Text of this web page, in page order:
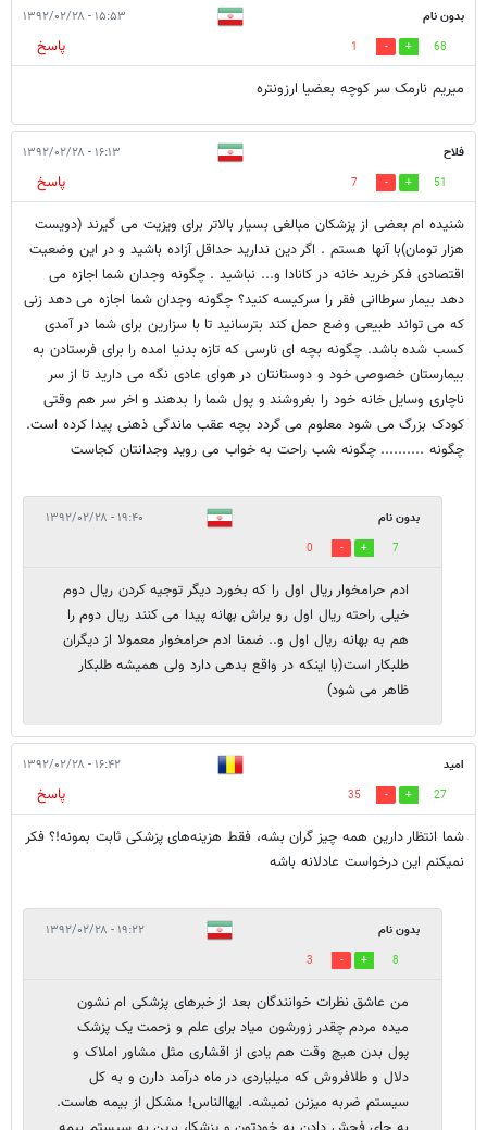
بدون نام ۱۵:۵۳ - ۱۳۹۲/۰۲/۲۸
68
1
پاسخ
میریم نارمک سر کوچه بعضیا ارزونتره
فلاح ۱۶:۱۳ - ۱۳۹۲/۰۲/۲۸
51
7
پاسخ
شنیده ام بعضی از پزشکان مبالغی بسیار بالاتر برای ویزیت می گیرند (دویست
هزار تومان)با آنها هستم . اگر دین ندارید حداقل آزاده باشید و در این وضعیت
اقتصادی فکر خرید خانه در کانادا و... نباشید . چگونه وجدان شما اجازه می
دهد بیمار سرطاانی فقر را سرکیسه کنید؟ چگونه وجدان شما اجازه می دهد زنی
که می تواند طبیعی وضع حمل کند بترسانید تا با سزارین برای شما در آمدی
کسب شده باشد. چگونه بچه ای نارسی که تازه بدنیا امده را برای فرستادن به
بیمارستان خصوصی خود و دوستانتان در هوای عادی نگه می دارید تا از سر
ناچاری وسایل خانه خود را بفروشند و پول شما را بدهند و اخر سر هم وقتی
کودک بزرگ می شود معلوم می گردد بچه عقب ماندگی ذهنی پیدا کرده است.
چگونه .......... چگونه شب راحت به خواب می روید وجدانتان کجاست
بدون نام ۱۹:۴۰ - ۱۳۹۲/۰۲/۲۸
7
0
ادم حرامخوار ریال اول را که بخورد دیگر توجیه کردن ریال دوم
خیلی راحته ریال اول رو براش بهانه پیدا می کنند ریال دوم را
هم به بهانه ریال اول و.. ضمنا ادم حرامخوار معمولا از دیگران
طلبکار است(با اینکه در واقع بدهی دارد ولی همیشه طلبکار
ظاهر می شود)
امید ۱۶:۴۲ - ۱۳۹۲/۰۲/۲۸
27
35
پاسخ
شما انتظار دارین همه چیز گران بشه، فقط هزینه‌های پزشکی‌ ثابت بمونه!؟ فکر
نمیکنم این درخواست عادلانه باشه
بدون نام ۱۹:۲۲ - ۱۳۹۲/۰۲/۲۸
8
3
من عاشق نظرات خوانندگان بعد از خبرهای پزشکی ام نشون
میده مردم چقدر زورشون میاد برای علم و زحمت یک پزشک
پول بدن هیچ وقت هم یادی از اقشاری مثل مشاور املاک و
دلال و طلافروش که میلیاردی در ماه درآمد دارن و به کل
سیستم ضربه میزنن نمیشه. ایهاالناس! مشکل از بیمه هاست.